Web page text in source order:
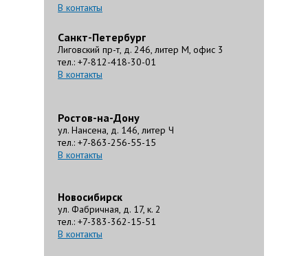
В контакты
Санкт-Петербург
Лиговский пр-т, д. 246, литер М, офис 3
тел.: +7-812-418-30-01
В контакты
Ростов-на-Дону
ул. Нансена, д. 146, литер Ч
тел.: +7-863-256-55-15
В контакты
Новосибирск
ул. Фабричная, д. 17, к. 2
тел.: +7-383-362-15-51
В контакты